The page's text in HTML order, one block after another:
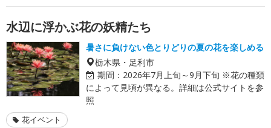
水辺に浮かぶ花の妖精たち
暑さに負けない色とりどりの夏の花を楽しめる
栃木県・足利市
期間： 2026年7月上旬～9月下旬 ※花の種類
によって見頃が異なる。詳細は公式サイトを参
照
花イベント